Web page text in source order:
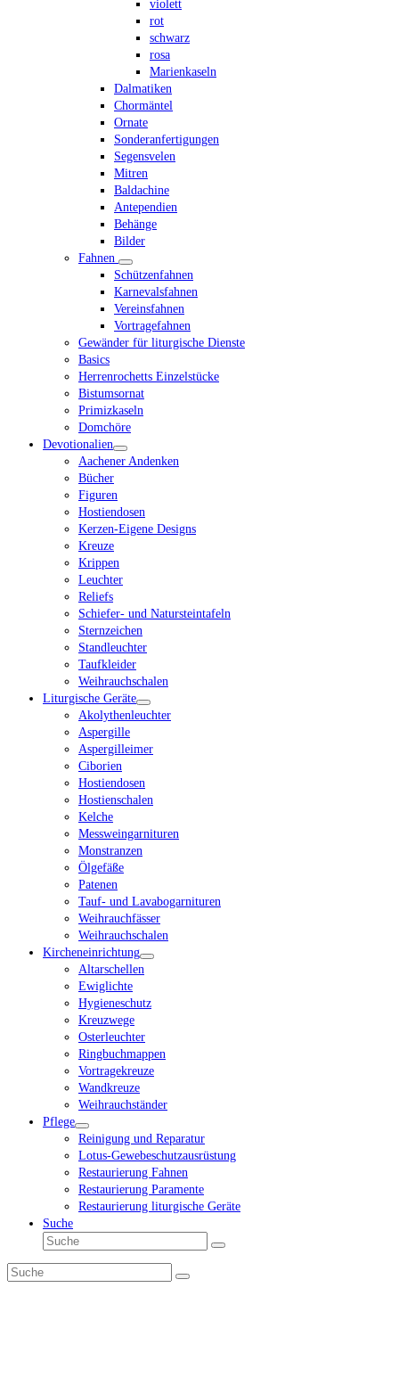
violett
rot
schwarz
rosa
Marienkaseln
Dalmatiken
Chormäntel
Ornate
Sonderanfertigungen
Segensvelen
Mitren
Baldachine
Antependien
Behänge
Bilder
Fahnen
Schützenfahnen
Karnevalsfahnen
Vereinsfahnen
Vortragefahnen
Gewänder für liturgische Dienste
Basics
Herrenrochetts Einzelstücke
Bistumsornat
Primizkaseln
Domchöre
Devotionalien
Aachener Andenken
Bücher
Figuren
Hostiendosen
Kerzen-Eigene Designs
Kreuze
Krippen
Leuchter
Reliefs
Schiefer- und Natursteintafeln
Sternzeichen
Standleuchter
Taufkleider
Weihrauchschalen
Liturgische Geräte
Akolythenleuchter
Aspergille
Aspergilleimer
Ciborien
Hostiendosen
Hostienschalen
Kelche
Messweingarnituren
Monstranzen
Ölgefäße
Patenen
Tauf- und Lavabogarnituren
Weihrauchfässer
Weihrauchschalen
Kircheneinrichtung
Altarschellen
Ewiglichte
Hygieneschutz
Kreuzwege
Osterleuchter
Ringbuchmappen
Vortragekreuze
Wandkreuze
Weihrauchständer
Pflege
Reinigung und Reparatur
Lotus-Gewebeschutzausrüstung
Restaurierung Fahnen
Restaurierung Paramente
Restaurierung liturgische Geräte
Suche
Suche
Senden
Suche
Senden